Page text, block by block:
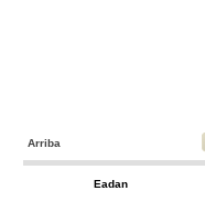
Arriba
Eadan